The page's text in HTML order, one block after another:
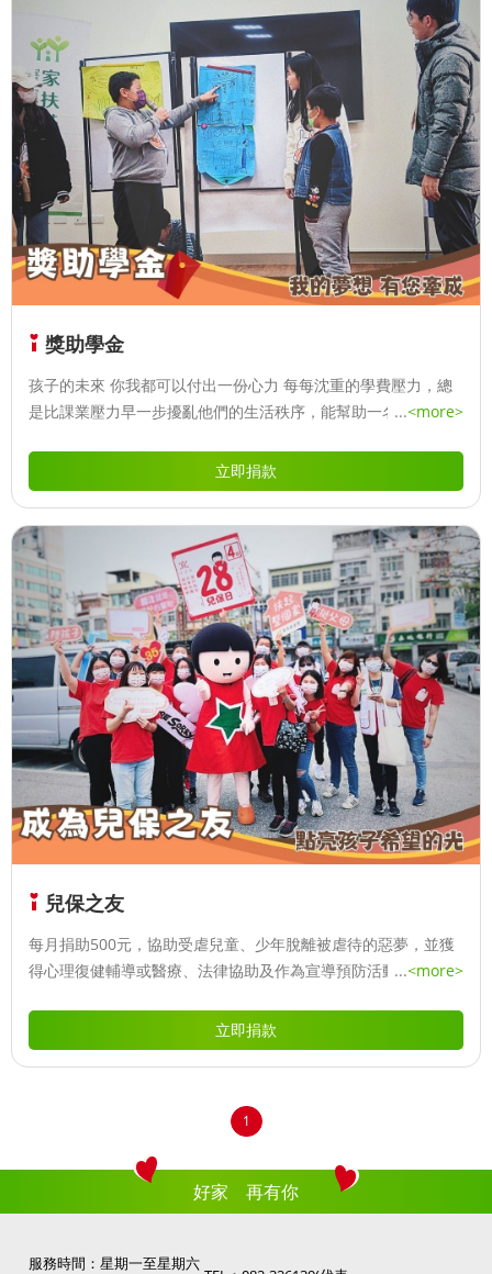
獎助學金
孩子的未來 你我都可以付出一份心力 每每沈重的學費壓力，總
是比課業壓力早一步擾亂他們的生活秩序，能幫助一名貧童接受
...<more>
立即捐款
兒保之友
每月捐助500元，協助受虐兒童、少年脫離被虐待的惡夢，並獲
得心理復健輔導或醫療、法律協助及作為宣導預防活動費。
...<more>
立即捐款
1
好家 再有你
服務時間：星期一至星期六